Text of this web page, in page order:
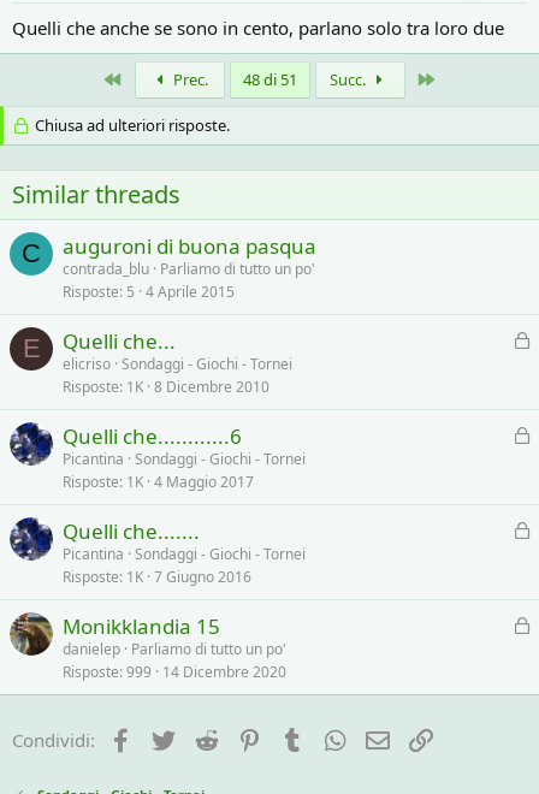
Quelli che anche se sono in cento, parlano solo tra loro due
Primo Prec. 48 di 51 Succ.
Chiusa ad ulteriori risposte.
Similar threads
C auguroni di buona pasqua
contrada_blu Parliamo di tutto un po'
Risposte 5 4 Aprile 2015
E
B
c
c
Quelli che...
elicriso Sondaggi - Giochi - Tornei
Risposte 1K 8 Dicembre 2010
B
c
c
Quelli che............6
Picantina Sondaggi - Giochi - Tornei
Risposte 1K 4 Maggio 2017
B
c
c
Quelli che.......
Picantina Sondaggi - Giochi - Tornei
Risposte 1K 7 Giugno 2016
B
c
Monikklandia 15
danielep Parliamo di tutto un po'
Risposte 999 14 Dicembre 2020
Condividi: Facebook
Twitter Reddit PinterestTumblrWhatsApp
e-mail